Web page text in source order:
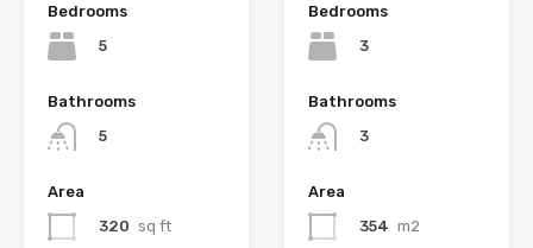
Bedrooms
5
Bathrooms
5
Area
320 sq ft
Bedrooms
3
Bathrooms
3
Area
354 m2